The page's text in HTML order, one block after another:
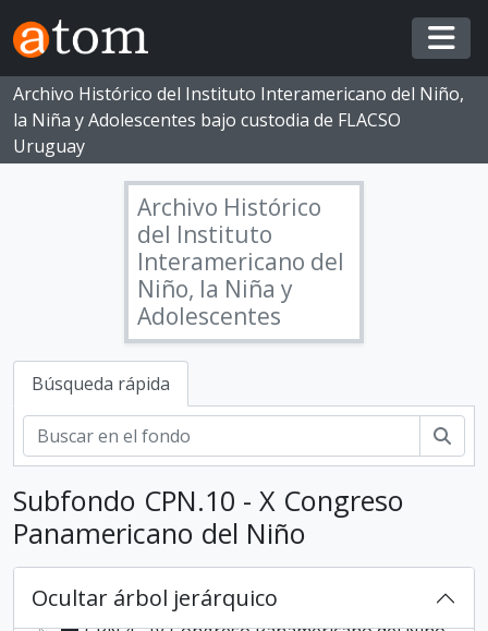
Skip to main content
Archivo Histórico del Instituto Interamericano del Niño,
la Niña y Adolescentes bajo custodia de FLACSO
Uruguay
Archivo Histórico
del Instituto
Interamericano del
Niño, la Niña y
Adolescentes
Búsqueda rápida
Subfondo CPN.10 - X Congreso
Panamericano del Niño
Ocultar árbol jerárquico
CPN - Congreso Panamericano del Niño, la Niña y Adolescentes
CPN.3 - III Congreso Americano del Niño, 1922